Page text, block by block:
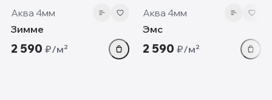
Аква 4мм
Зимме
2 590 ₽/м²
Аква 4мм
Эмс
2 590 ₽/м²